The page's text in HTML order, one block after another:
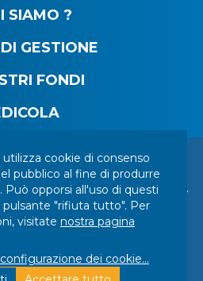
DNCA Finance.
Investment Managers, richiama
di DNCA Finance da
sede all'estero, tra cui una società che
finanziari chiamata "Influx
fanno fraudolentemente riferimento
Investments nei loro rapporti con i
di vario tipo (bitcoin, oro, azioni,
SIAMO ?
GESTIONE
FONDI
LEGALI
INFORMAZIONI LEGALI
MAPPA DEL SITO
DEI COOKIE
Finance | Realizzato
cookie di consenso
pubblico al fine di produrre
opporsi all'uso di questi
pulsante "rifiuta tutto". Per
visitate nostra pagina
dei cookie...